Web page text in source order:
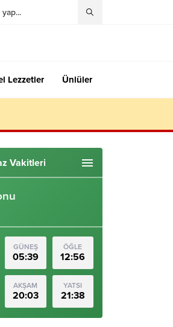
Lezzetler Ünlüler
Vakitleri
GÜNEŞ
05:39
ÖĞLE
12:56
AKŞAM
20:03
YATSI
21:38